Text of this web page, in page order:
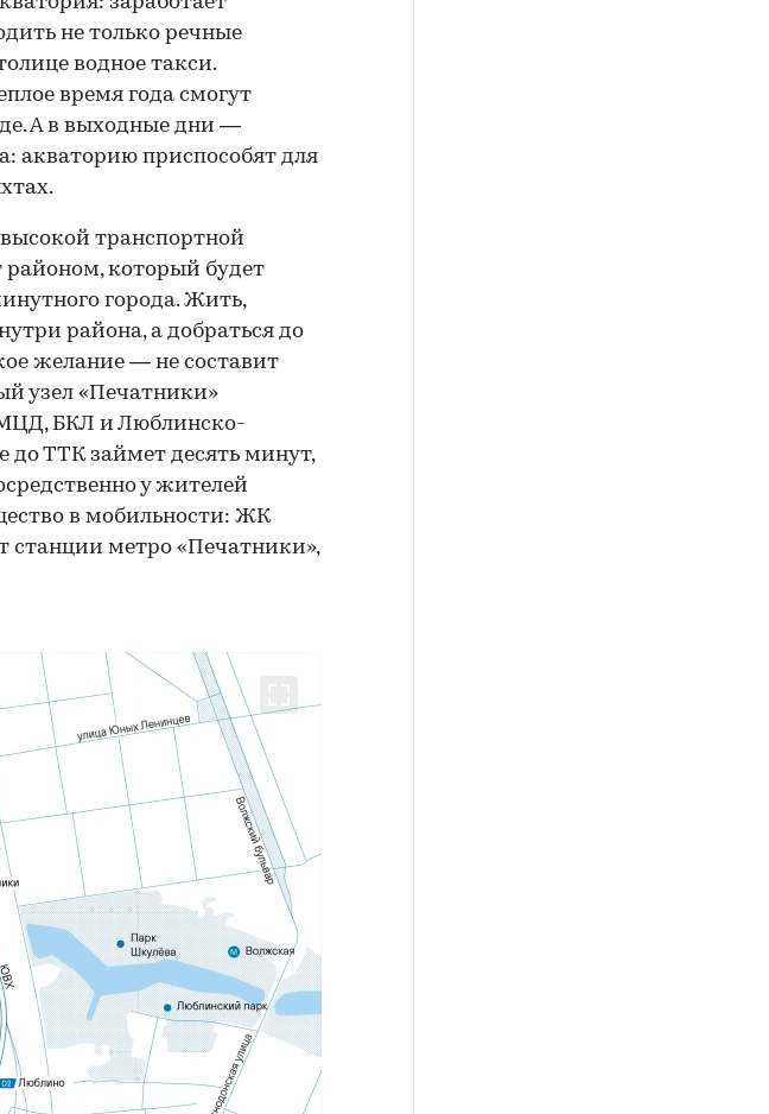
не только речные
водное такси.
время года смогут
А в выходные дни —
акваторию приспособят для
транспортной
который будет
города. Жить,
района, а добраться до
желание — не составит
узел «Печатники»
БКЛ и Люблинско-
до ТТК займет десять минут,
у жителей
в мобильности: ЖК
станции метро «Печатники»,